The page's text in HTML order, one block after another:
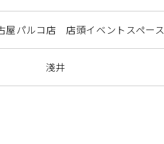
屋パルコ店 店頭イベントスペース
淺井